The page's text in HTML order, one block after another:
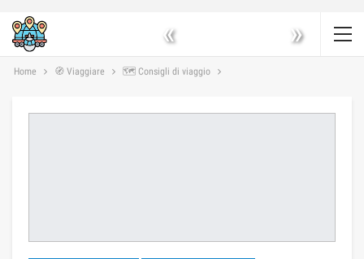
« »
Home 🧭 Viaggiare 🗺 Consigli di viaggio